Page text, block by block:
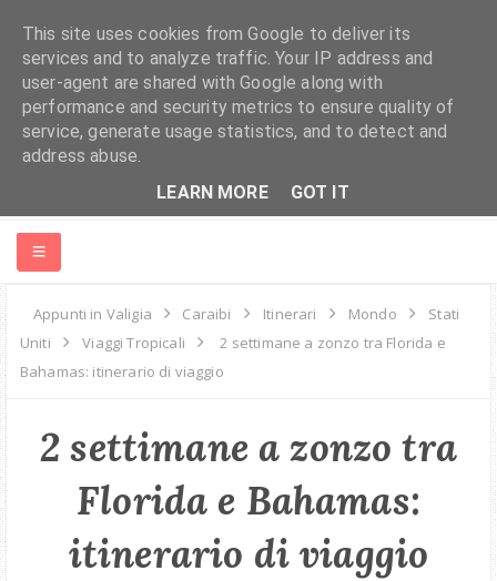
HOME
ABOUT ME
MONDO
EUROPA
Appunti in Valigia Caraibi Itinerari Mondo
Stati
Uniti
Viaggi Tropicali
2 settimane a zonzo tra Florida e
Bahamas: itinerario di viaggio
2 settimane a zonzo tra
Florida e Bahamas:
itinerario di viaggio
This site uses cookies from Google to deliver its
services and to analyze traffic. Your IP address and
user-agent are shared with Google along with
performance and security metrics to ensure quality of
service, generate usage statistics, and to detect and
address abuse.
LEARN MORE
GOT IT